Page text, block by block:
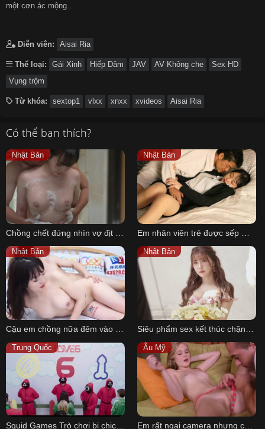
một cơn ác mộng…
Diễn viên: Aisai Ria
Thể loại: Gái Xinh Hiếp Dâm JAV AV Không che
Sex HD
Vụng trộm
Từ khóa: sextop1 vlxx xnxx xvideos Aisai Ria
Có thể bạn thích?
Nhật Bản Nhật Bản
Nhật Bản
Cậu em chồng nữa đêm vào phòng loạn luân cùng chị dâu xinh đẹp
Nhật Bản
Siêu phẩm sex kết thúc chặng đường 8 năm của Yua Mikami
Trung Quốc Âu Mỹ